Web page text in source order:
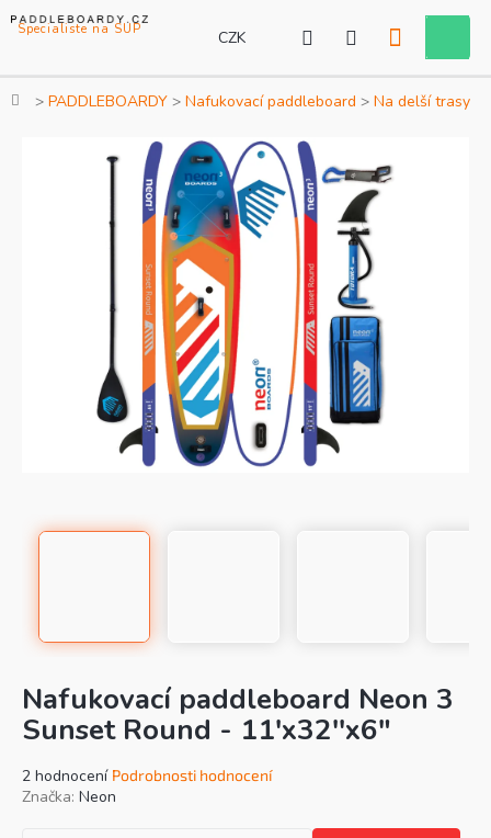
na
CZK
košík
Domů
PADDLEBOARDY Nafukovací paddleboard Na delší trasy
Nafukovací paddleboard Neon 3
Sunset Round - 11'x32''x6"
Průměrné
hodnocení
2 hodnocení Podrobnosti hodnocení
Značka: Neon